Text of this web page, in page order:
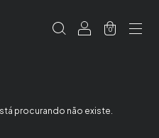
0
procurando não existe.